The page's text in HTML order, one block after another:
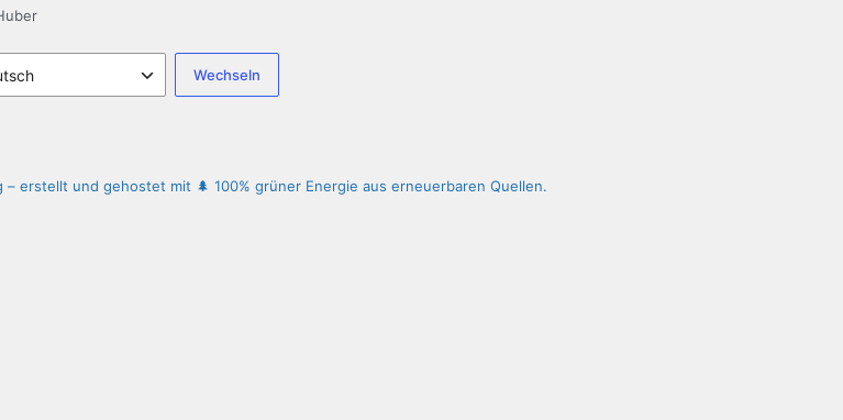
erstellt und gehostet mit 🌲 100% grüner Energie aus erneuerbaren Quellen.